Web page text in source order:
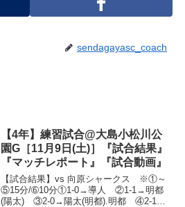
sendagayasc_coach
【4年】練習試合@大島小松川公
園G［11月9日(土)］『試合結果』
『マッチレポート』『試合動画』
【試合結果】vs 向原シャークス ※①～
⑤15分/➅10分①1-0→導人 ②1-1→明都
(陽太) ③2-0→陽太(明都).明都 ④2-1→